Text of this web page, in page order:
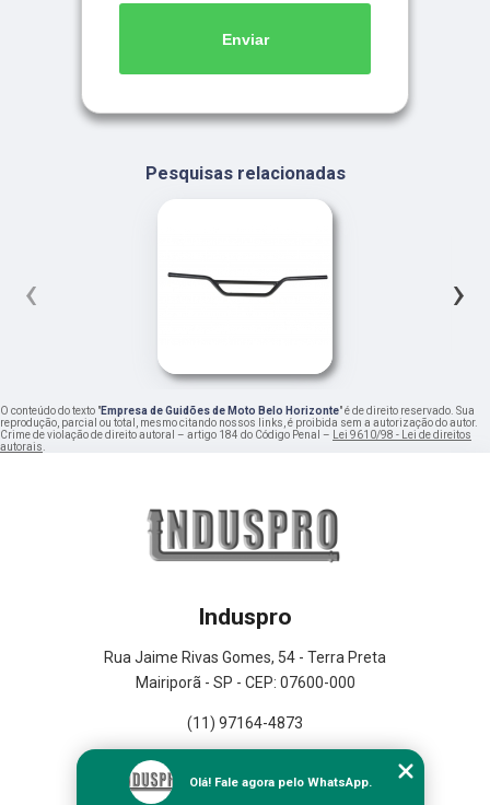
Enviar
Pesquisas relacionadas
‹ ›
O conteúdo do texto "Empresa de Guidões de Moto Belo Horizonte" é de direito reservado. Sua
reprodução, parcial ou total, mesmo citando nossos links, é proibida sem a autorização do autor.
Crime de violação de direito autoral – artigo 184 do Código Penal – Lei 9610/98 - Lei de direitos
autorais.
Induspro
Rua Jaime Rivas Gomes, 54 - Terra Preta
Mairiporã - SP - CEP: 07600-000
(11) 97164-4873
Empresa
Olá! Fale agora pelo WhatsApp.